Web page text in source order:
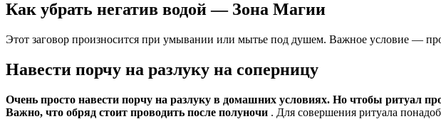
Как убрать негатив водой — Зона Магии
Этот заговор произносится при умывании или мытье под душем. Важное условие —
Навести порчу на разлуку на соперницу
Очень просто навести порчу на разлуку в домашних условиях. Но чтобы ритуал
Важно, что обряд стоит проводить после полуночи . Для совершения ритуала